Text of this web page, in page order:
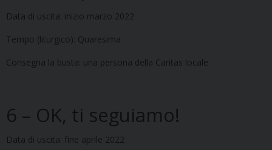
Data di uscita: inizio marzo 2022
Tempo (liturgico): Quaresima
Consegna la busta: una persona della Caritas locale
6 – OK, ti seguiamo!
Data di uscita: fine aprile 2022